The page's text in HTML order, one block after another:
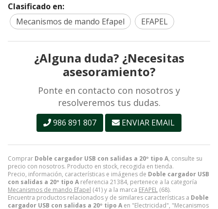
Comprar Doble cargador USB con salidas a 20º tipo A, consulte su
precio con nosotros. Producto en stock, recogida en tienda.
Precio, información, características e imágenes de Doble cargador USB
con salidas a 20º tipo A referencia 21384, pertenece a la categoría
Mecanismos de mando Efapel (41) y a la marca EFAPEL (68).
Encuentra productos relacionados y de similares características a Doble
cargador USB con salidas a 20º tipo A en "Electricidad", "Mecanismos
Clasificado en:
Mecanismos de mando Efapel
EFAPEL
¿Alguna duda? ¿Necesitas
asesoramiento?
Ponte en contacto con nosotros y
resolveremos tus dudas.
986 891 807 ENVIAR EMAIL